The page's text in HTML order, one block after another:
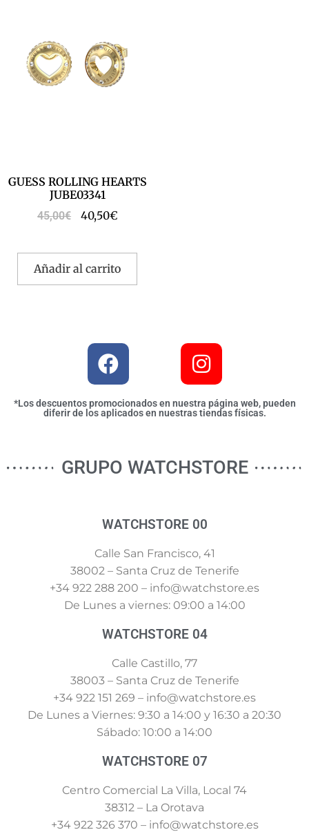
GUESS ROLLING HEARTS
JUBE03341
45,00€ 40,50€
Añadir al carrito
*Los descuentos promocionados en nuestra página web, pueden
diferir de los aplicados en nuestras tiendas físicas.
GRUPO WATCHSTORE
WATCHSTORE 00
Calle San Francisco, 41
38002 – Santa Cruz de Tenerife
+34 922 288 200 – info@watchstore.es
De Lunes a viernes: 09:00 a 14:00
WATCHSTORE 04
Calle Castillo, 77
38003 – Santa Cruz de Tenerife
+34 922 151 269 – info@watchstore.es
De Lunes a Viernes: 9:30 a 14:00 y 16:30 a 20:30
Sábado: 10:00 a 14:00
WATCHSTORE 07
Centro Comercial La Villa, Local 74
38312 – La Orotava
+34 922 326 370 – info@watchstore.es